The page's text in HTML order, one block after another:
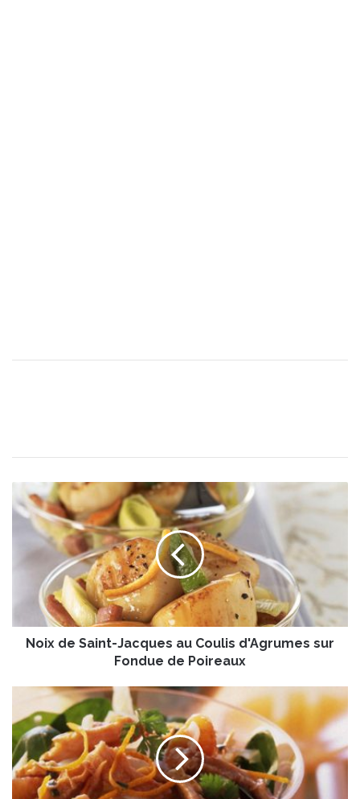
o
i
c
q
u
e
Noix de Saint-Jacques au Coulis d'Agrumes sur
Fondue de Poireaux
l
a
d
e